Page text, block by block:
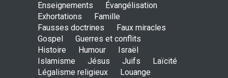
Ein apokalyptisches Klima-
Dokimos n°2
ENSEIGNEMENTS
3. April 2014 00:00
Enseignements
Évangélisation
Exhortations
Famille
Fausses doctrines
Faux miracles
Gospel
Guerres et conflits
Histoire
Humour
Israël
Islamisme
Jésus Juifs
Laïcité
Légalisme religieux
Louange